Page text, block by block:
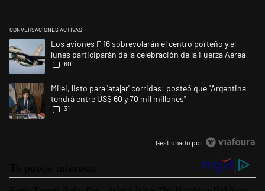
CONVERSACIONES ACTIVAS
Este listado muestra los artículos con más comentarios en los últimos
Un artículo de tendencia con el título "Los aviones F 16 sobrevolarán
Los aviones F 16 sobrevolarán el centro porteño y el
lunes participarán de la celebración de la Fuerza Aérea
60
Un artículo de tendencia con el título "Milei, listo para 'atajar' corridas:
Milei, listo para 'atajar' corridas: posteó que "Argentina
tendrá entre US$ 60 y 70 mil millones"
31
Gestionado por